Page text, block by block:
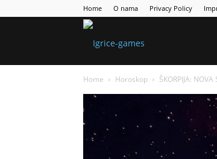
Home O nama Privacy Policy
Home Horoskop ŠKORPIJA: